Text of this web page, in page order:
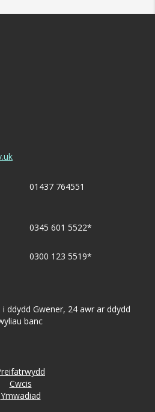
01437 764551
0345 601 5522*
0300 123 5519*
ddydd Gwener, 24 awr ar ddydd
banc
Cwcis
Ymwadiad